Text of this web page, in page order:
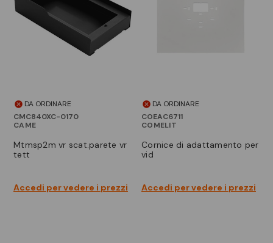
DA ORDINARE
CMC840XC-0170
CAME
mtmsp2m vr scat.parete vr
tett
Accedi per vedere i prezzi
DA ORDINARE
COEAC6711
COMELIT
cornice di adattamento per
vid
Accedi per vedere i prezzi